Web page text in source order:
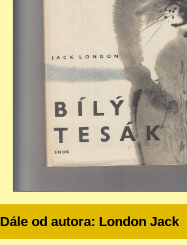
Dále od autora: London Jack